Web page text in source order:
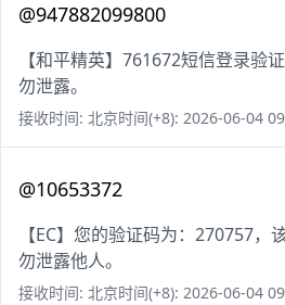
@947882099800
【和平精英】761672短信登录验
勿泄露。
接收时间: 北京时间(+8): 2026-06-04
@10653372
【EC】您的验证码为：270757，
勿泄露他人。
接收时间: 北京时间(+8): 2026-06-04